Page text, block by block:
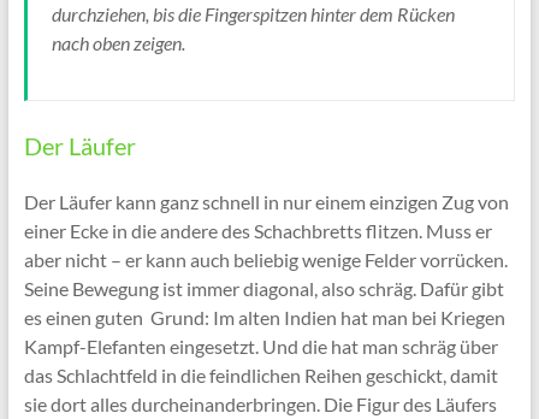
durchziehen, bis die Fingerspitzen hinter dem Rücken
nach oben zeigen.
Der Läufer
Der Läufer kann ganz schnell in nur einem einzigen Zug von
einer Ecke in die andere des Schachbretts flitzen. Muss er
aber nicht – er kann auch beliebig wenige Felder vorrücken.
Seine Bewegung ist immer diagonal, also schräg. Dafür gibt
es einen guten Grund: Im alten Indien hat man bei Kriegen
Kampf-Elefanten eingesetzt. Und die hat man schräg über
das Schlachtfeld in die feindlichen Reihen geschickt, damit
sie dort alles durcheinanderbringen. Die Figur des Läufers